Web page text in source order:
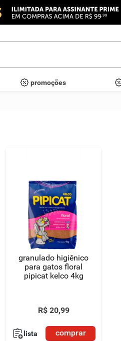
promoções
granulado higiênico
para gatos floral
pipicat kelco 4kg
R$ 20,99
lista comprar